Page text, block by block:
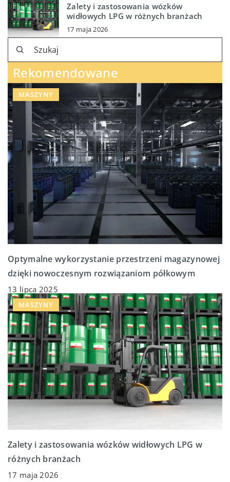
Zalety i zastosowania wózków
widłowych LPG w różnych branżach
17 maja 2026
Rekomendowane
MASZYNY
Optymalne wykorzystanie przestrzeni magazynowej
dzięki nowoczesnym rozwiązaniom półkowym
13 lipca 2025
MASZYNY
Zalety i zastosowania wózków widłowych LPG w
różnych branżach
17 maja 2026